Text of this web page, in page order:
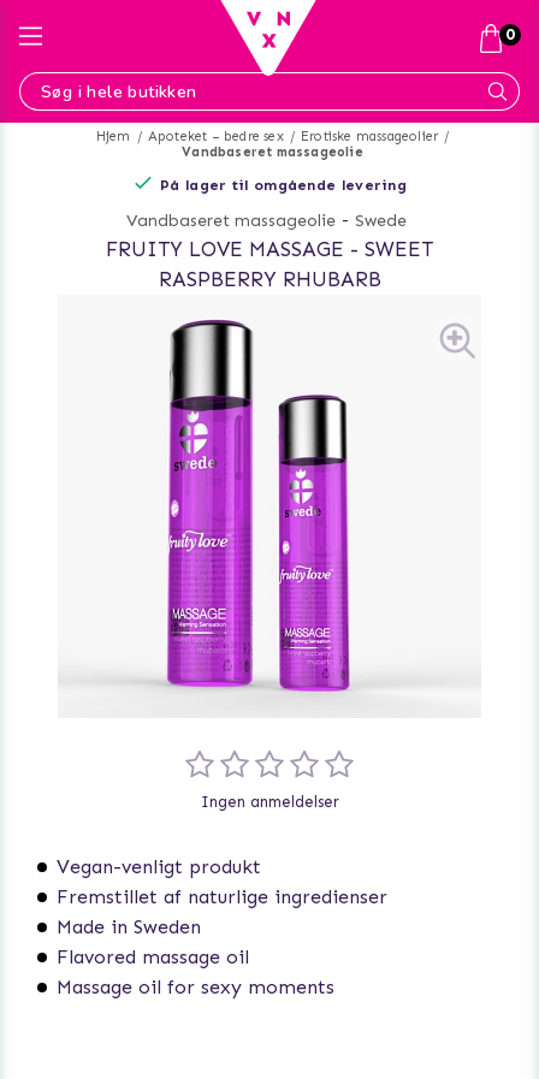
Hjem Apoteket – bedre sex
Erotiske massageolier
Vandbaseret massageolie
På lager til omgående levering
Vandbaseret massageolie - Swede
FRUITY LOVE MASSAGE - SWEET
RASPBERRY RHUBARB
Vegan-venligt produkt
Fremstillet af naturlige ingredienser
Made in Sweden
Flavored massage oil
Massage oil for sexy moments
Ingen anmeldelser
0